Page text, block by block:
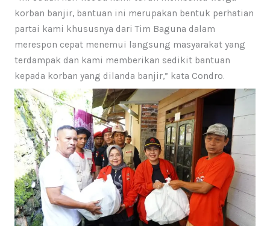
korban banjir, bantuan ini merupakan bentuk perhatian
partai kami khususnya dari Tim Baguna dalam
merespon cepat menemui langsung masyarakat yang
terdampak dan kami memberikan sedikit bantuan
kepada korban yang dilanda banjir,” kata Condro.